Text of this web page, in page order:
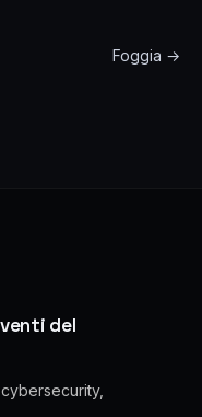
Foggia →
del